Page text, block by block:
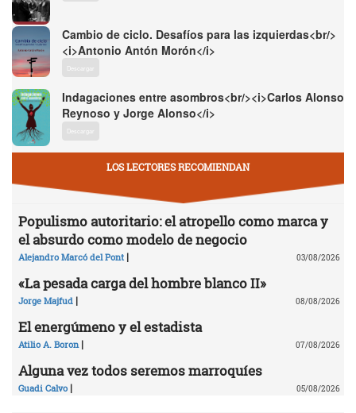
Cambio de ciclo. Desafíos para las izquierdas<br/>
<i>Antonio Antón Morón</i>
Descargar
Indagaciones entre asombros<br/><i>Carlos Alonso
Reynoso y Jorge Alonso</i>
Descargar
LOS LECTORES RECOMIENDAN
Populismo autoritario: el atropello como marca y
el absurdo como modelo de negocio
Alejandro Marcó del Pont | 03/08/2026
«La pesada carga del hombre blanco II»
Jorge Majfud | 08/08/2026
El energúmeno y el estadista
Atilio A. Boron | 07/08/2026
Alguna vez todos seremos marroquíes
Guadi Calvo | 05/08/2026